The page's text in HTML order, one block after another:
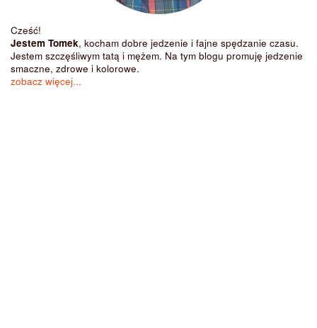
Cześć!
Jestem Tomek, kocham dobre jedzenie i fajne spędzanie czasu.
Jestem szczęśliwym tatą i mężem. Na tym blogu promuję jedzenie
smaczne, zdrowe i kolorowe.
zobacz więcej...